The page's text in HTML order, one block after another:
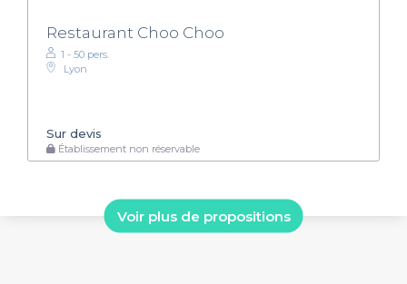
Restaurant Choo Choo
1 - 50 pers.
Lyon
Sur devis
Établissement non réservable
Voir plus de propositions